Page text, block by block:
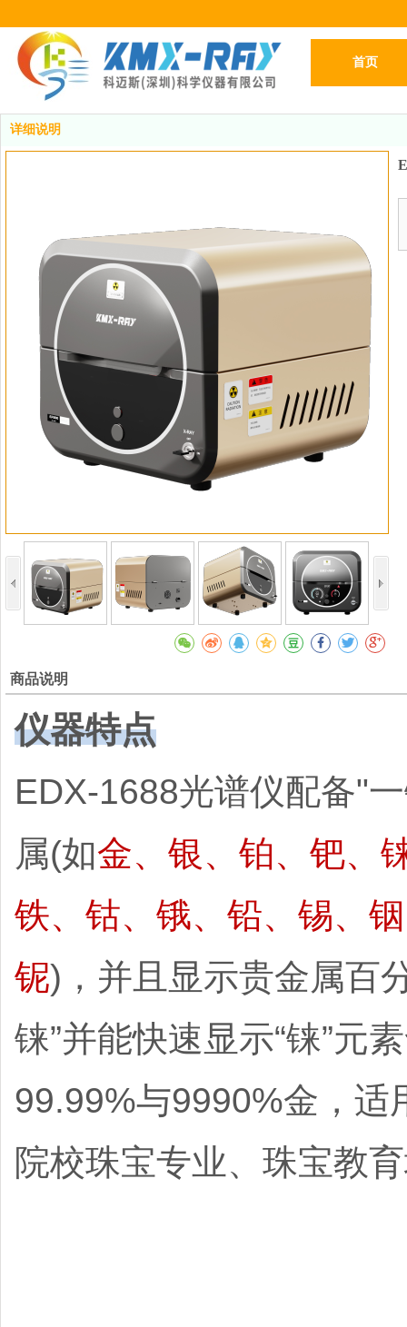
首页
详细说明
商品说明
仪器特点
EDX-1688光谱仪配备"
属(如金、银、铂、钯、
铁、钴、锇、铅、锡、
铌)，并且显示贵金属百
铼”并能快速显示“铼”元
99.99%与9990%金，适
院校珠宝专业、珠宝教